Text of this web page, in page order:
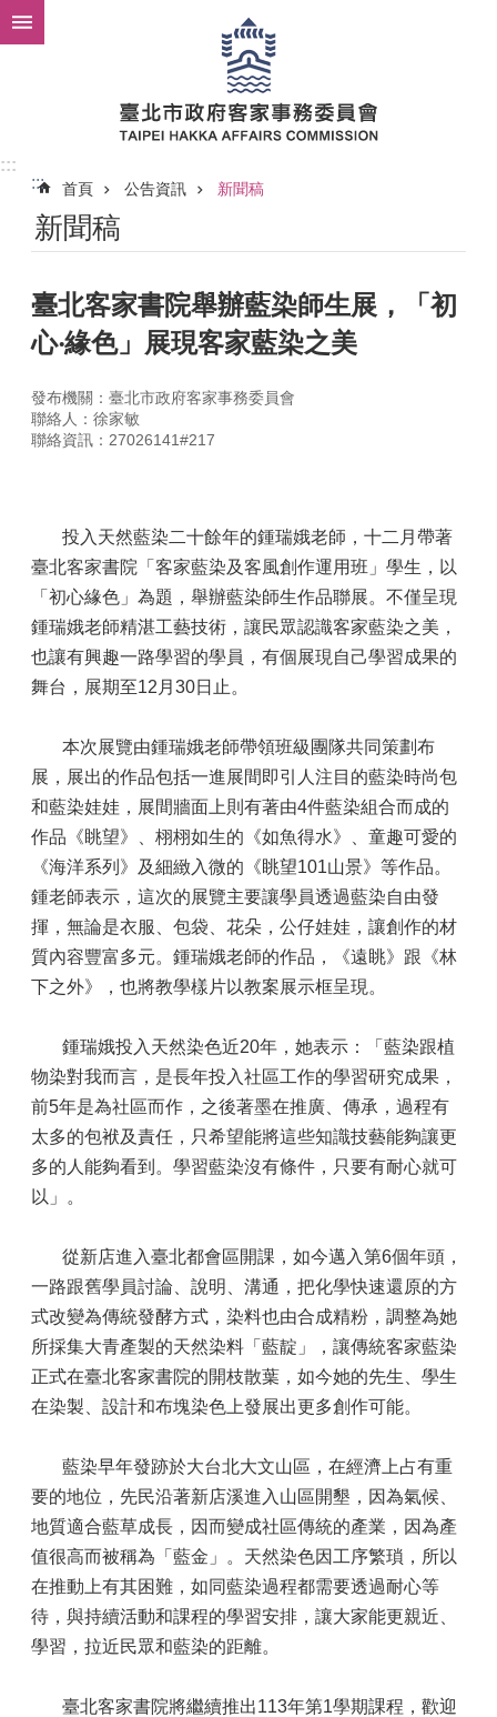
跳到主要內容區塊
:::
:::
首頁 公告資訊 新聞稿
新聞稿
臺北客家書院舉辦藍染師生展，「初
心‧緣色」展現客家藍染之美
發布機關：臺北市政府客家事務委員會
聯絡人：徐家敏
聯絡資訊：27026141#217
投入天然藍染二十餘年的鍾瑞娥老師，十二月帶著
臺北客家書院「客家藍染及客風創作運用班」學生，以
「初心緣色」為題，舉辦藍染師生作品聯展。不僅呈現
鍾瑞娥老師精湛工藝技術，讓民眾認識客家藍染之美，
也讓有興趣一路學習的學員，有個展現自己學習成果的
舞台，展期至12月30日止。
本次展覽由鍾瑞娥老師帶領班級團隊共同策劃布
展，展出的作品包括一進展間即引人注目的藍染時尚包
和藍染娃娃，展間牆面上則有著由4件藍染組合而成的
作品《眺望》、栩栩如生的《如魚得水》、童趣可愛的
《海洋系列》及細緻入微的《眺望101山景》等作品。
鍾老師表示，這次的展覽主要讓學員透過藍染自由發
揮，無論是衣服、包袋、花朵，公仔娃娃，讓創作的材
質內容豐富多元。鍾瑞娥老師的作品，《遠眺》跟《林
下之外》，也將教學樣片以教案展示框呈現。
鍾瑞娥投入天然染色近20年，她表示：「藍染跟植
物染對我而言，是長年投入社區工作的學習研究成果，
前5年是為社區而作，之後著墨在推廣、傳承，過程有
太多的包袱及責任，只希望能將這些知識技藝能夠讓更
多的人能夠看到。學習藍染沒有條件，只要有耐心就可
以」。
從新店進入臺北都會區開課，如今邁入第6個年頭，
一路跟舊學員討論、說明、溝通，把化學快速還原的方
式改變為傳統發酵方式，染料也由合成精粉，調整為她
所採集大青產製的天然染料「藍靛」，讓傳統客家藍染
正式在臺北客家書院的開枝散葉，如今她的先生、學生
在染製、設計和布塊染色上發展出更多創作可能。
藍染早年發跡於大台北大文山區，在經濟上占有重
要的地位，先民沿著新店溪進入山區開墾，因為氣候、
地質適合藍草成長，因而變成社區傳統的產業，因為產
值很高而被稱為「藍金」。天然染色因工序繁瑣，所以
在推動上有其困難，如同藍染過程都需要透過耐心等
待，與持續活動和課程的學習安排，讓大家能更親近、
學習，拉近民眾和藍染的距離。
臺北客家書院將繼續推出113年第1學期課程，歡迎